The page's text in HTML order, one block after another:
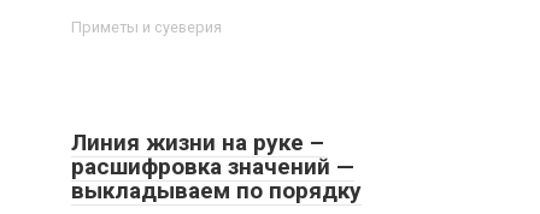
Приметы и суеверия
Линия жизни на руке –
расшифровка значений —
выкладываем по порядку